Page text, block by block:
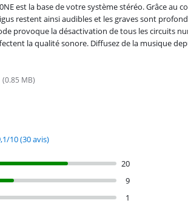
est la base de votre système stéréo. Grâce
restent ainsi audibles et les graves sont
provoque la désactivation de tous les circuits
la qualité sonore. Diffusez de la musique
(0.85 MB)
sur 30 avis.
/10(30 avis)
20
9
1